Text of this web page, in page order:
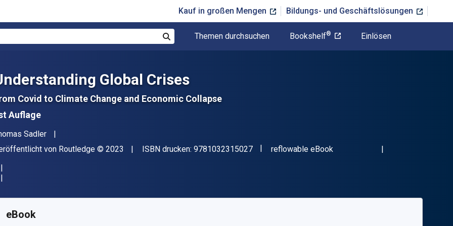
Kauf in großen Mengen Bildungs- und Geschäftslösungen
Themen durchsuchen Bookshelf® Einlösen
Global Crises
Covid to Climate Change and Economic Collapse
Auflage
Sadler
von Routledge Copyright
© 2023 ISBN drucken: 9781032315027"ISBN-13 9781032315027"
Format
reflowable eBook
eBook